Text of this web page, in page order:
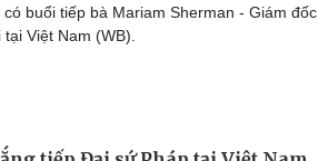
buổi tiếp bà Mariam Sherman - Giám đốc
Việt Nam (WB).